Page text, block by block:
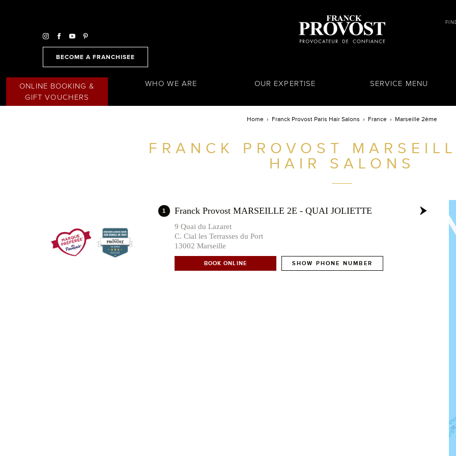
Home Franck Provost Paris Hair Salons France Marseille 2ème
FRANCK PROVOST
HAIR SALONS
1 Franck Provost MARSEILLE 2E - QUAI JOLIETTE
9 Quai du Lazaret
C. Cial les Terrasses du Port
13002 Marseille
BOOK ONLINE SHOW PHONE NUMBER
BECOME A FRANCHISEE
ONLINE BOOKING &
GIFT VOUCHERS
WHO WE ARE OUR EXPERTISE SERVICE MENU